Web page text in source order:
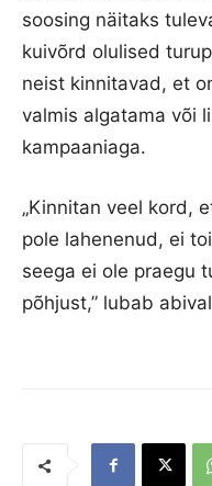
soosing näitaks
kuivõrd olulised
neist kinnitavad, et
valmis algatama või
kampaaniaga.
„Kinnitan veel kord,
pole lahenenud, ei
seega ei ole praegu
põhjust,” lubab